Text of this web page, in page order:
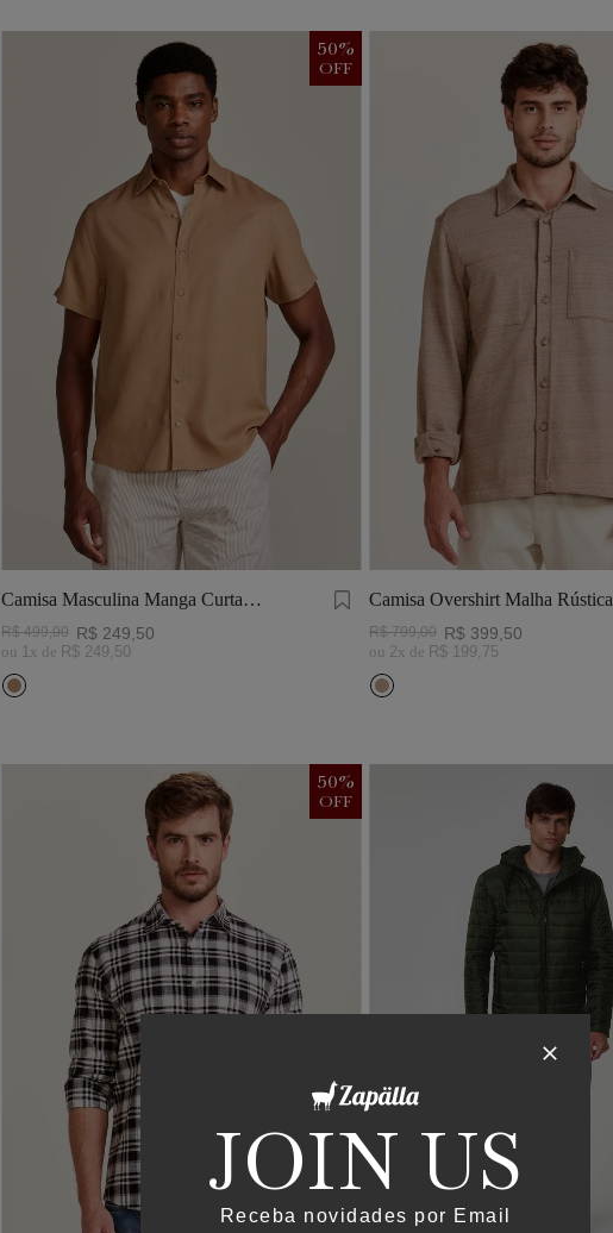
Camisa Masculina Manga Curta
Visco Linho
50%
OFF
R$ 499,00 R$ 249 50
ou 1 x de R$ 249 50
Camisa Overshirt Malha Rústica
Khaki
R$ 799,00 R$ 399 50
ou 2x de R$ 199 75
50%
OFF
JOIN US
Receba novidades por Email